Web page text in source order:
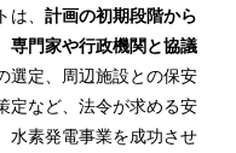
、 計画の初期段階から
専門家や行政機関と協議
選定、周辺施設との保安
定など、法令が求める安
水素発電事業を成功させ